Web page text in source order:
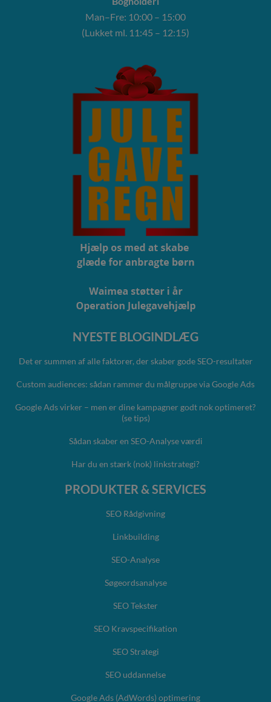
Man–Fre: 10:00 – 15:00
(Lukket ml. 11:45 – 12:15)
NYESTE BLOGINDLÆG
Det er summen af alle faktorer, der skaber gode SEO-resultater
Custom audiences: sådan rammer du målgruppe via Google Ads
Google Ads virker – men er dine kampagner godt nok optimeret?
(se tips)
Sådan skaber en SEO-Analyse værdi
Har du en stærk (nok) linkstrategi?
PRODUKTER & SERVICES
SEO Rådgivning
Linkbuilding
SEO-Analyse
Søgeordsanalyse
SEO Tekster
SEO Kravspecifikation
SEO Strategi
SEO uddannelse
Google Ads (AdWords) optimering